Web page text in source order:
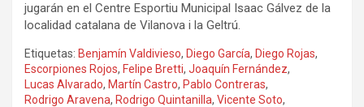
jugarán en el Centre Esportiu Municipal Isaac Gálvez de la
localidad catalana de Vilanova i la Geltrú.
Etiquetas: Benjamín Valdivieso, Diego García, Diego Rojas,
Escorpiones Rojos, Felipe Bretti, Joaquín Fernández,
Lucas Alvarado, Martín Castro, Pablo Contreras,
Rodrigo Aravena, Rodrigo Quintanilla, Vicente Soto,